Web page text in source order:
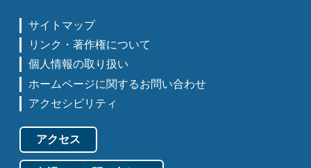
サイトマップ
リンク・著作権について
個人情報の取り扱い
ホームページに関するお問い合わせ
アクセシビリティ
アクセス